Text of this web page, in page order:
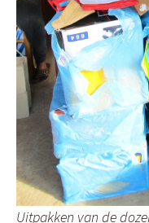
Uitpakken van de